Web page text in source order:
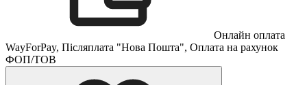
Онлайн оплата
WayForPay, Післяплата "Нова Пошта", Оплата на рахунок
ФОП/ТОВ